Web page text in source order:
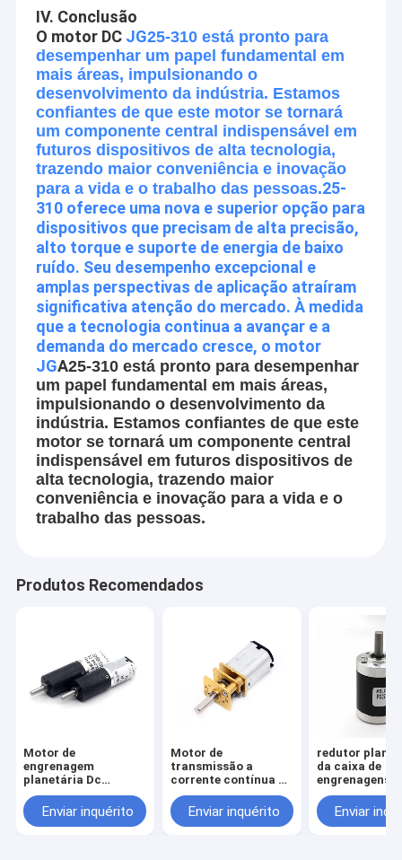
IV. Conclusão
O motor DC JG25-310 está pronto para
desempenhar um papel fundamental em
mais áreas, impulsionando o
desenvolvimento da indústria. Estamos
confiantes de que este motor se tornará
um componente central indispensável em
futuros dispositivos de alta tecnologia,
trazendo maior conveniência e inovação
para a vida e o trabalho das pessoas.25-
310 oferece uma nova e superior opção para
dispositivos que precisam de alta precisão,
alto torque e suporte de energia de baixo
ruído. Seu desempenho excepcional e
amplas perspectivas de aplicação atraíram
significativa atenção do mercado. À medida
que a tecnologia continua a avançar e a
demanda do mercado cresce, o motor
JGA25-310 está pronto para desempenhar
um papel fundamental em mais áreas,
impulsionando o desenvolvimento da
indústria. Estamos confiantes de que este
motor se tornará um componente central
indispensável em futuros dispositivos de
alta tecnologia, trazendo maior
conveniência e inovação para a vida e o
trabalho das pessoas.
Produtos Recomendados
Motor de
engrenagem
planetária Dc
escovado 12 mm
PG12-N20 Motor
planetário Dc 6v
Enviar inquérito
Motor de
transmissão a
corrente contínua de
12 mm N20 de alto
binário JGA12-N20
Enviar inquérito
redutor
da caixa de
engrenagens
32mm, motor
tubular do
Gear da C.C.
Enviar